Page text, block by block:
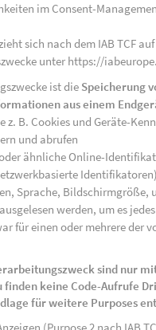
im Consent-
sich nach dem IAB TCF
unter https://
ist die Speicherung
aus einem
z. B. Cookies und Geräte-
und abrufen
ähnliche Online-
Sprache, Bildschirmgröße,
werden, um es
für einen oder mehrere der
sind nur
keine Code-Aufrufe
für weitere Purposes